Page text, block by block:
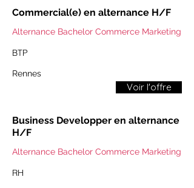
Commercial(e) en alternance H/F
Alternance Bachelor Commerce Marketing
BTP
​​Rennes​
Voir l'offre
Business Developper en alternance
H/F
Alternance Bachelor Commerce Marketing
RH